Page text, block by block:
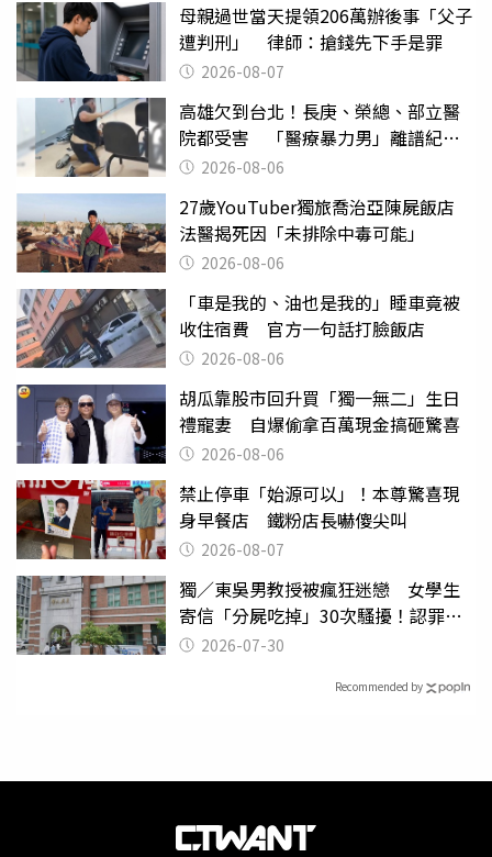
母親過世當天提領206萬辦後事「父子
遭判刑」 律師：搶錢先下手是罪
2026-08-07
高雄欠到台北！長庚、榮總、部立醫
院都受害 「醫療暴力男」離譜紀錄
曝光2026-08-06
27歲YouTuber獨旅喬治亞陳屍飯店
法醫揭死因「未排除中毒可能」
2026-08-06
「車是我的、油也是我的」睡車竟被
收住宿費 官方一句話打臉飯店
2026-08-06
胡瓜靠股市回升買「獨一無二」生日
禮寵妻 自爆偷拿百萬現金搞砸驚喜
2026-08-06
禁止停車「始源可以」！本尊驚喜現
身早餐店 鐵粉店長嚇傻尖叫
2026-08-07
獨／東吳男教授被瘋狂迷戀 女學生
寄信「分屍吃掉」30次騷擾！認罪免
關 2026-07-30
Recommended by